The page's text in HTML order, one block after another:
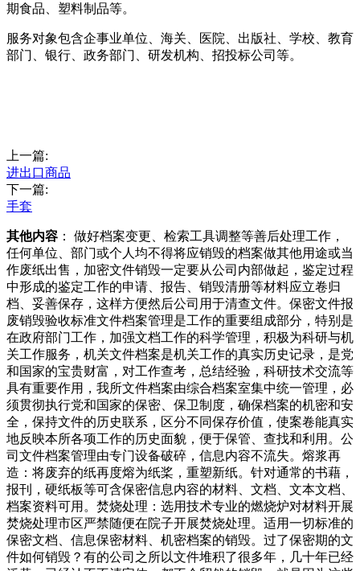
期食品、塑料制品等。
服务对象包含企事业单位、海关、医院、出版社、学校、教育
部门、银行、政务部门、研发机构、招投标公司等。
上一篇:
进出口商品
下一篇:
手套
其他内容 ： 做好档案变更、检索工具调整等善后处理工作，
任何单位、部门或个人均不得将应销毁的档案做其他用途或当
作废纸出售，加密文件销毁一定要从公司内部做起，鉴定过程
中形成的鉴定工作的申请、报告、销毁清册等材料应立卷归
档、妥善保存，这样方便然后公司用于清查文件。保密文件报
废销毁验收标准文件档案管理是工作的重要组成部分，特别是
在政府部门工作，加强文档工作的科学管理，积极为科研与机
关工作服务，机关文件档案是机关工作的真实历史记录，是党
和国家的宝贵财富，对工作查考，总结经验，科研技术交流等
具有重要作用，我所文件档案由综合档案室集中统一管理，必
须贯彻执行党和国家的保密、保卫制度，确保档案的机密和安
全，保持文件的历史联系，区分不同保存价值，使案卷能真实
地反映本所各项工作的历史面貌，便于保管、查找和利用。公
司文件档案管理由专门设备破碎，信息内容不流失。熔浆再
造：将废弃的纸再度熔为纸桨，重塑新纸。针对通常的书藉，
报刊，硬纸板等可含保密信息内容的材料、文档、文本文档、
档案资料可用。焚烧处理：选用技术专业的燃烧炉对材料开展
焚烧处理市区严禁随便在院子开展焚烧处理。适用一切标准的
保密文档、信息保密材料、机密档案的销毁。过了保密期的文
件如何销毁？有的公司之所以文件堆积了很多年，几十年已经